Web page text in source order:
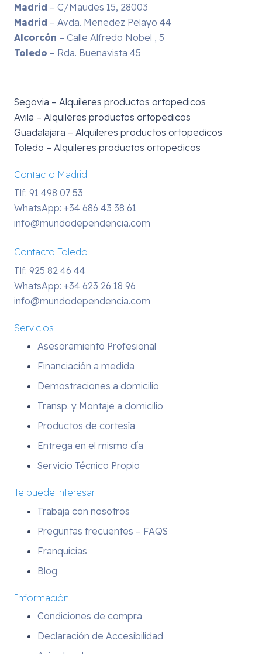
Madrid – C/Maudes 15, 28003
Madrid – Avda. Menedez Pelayo 44
Alcorcón – Calle Alfredo Nobel , 5
Toledo – Rda. Buenavista 45
Segovia – Alquileres productos ortopedicos
Avila – Alquileres productos ortopedicos
Guadalajara – Alquileres productos ortopedicos
Toledo – Alquileres productos ortopedicos
Contacto Madrid
Tlf: 91 498 07 53
WhatsApp: +34 686 43 38 61
info@mundodependencia.com
Contacto Toledo
Tlf: 925 82 46 44
WhatsApp: +34 623 26 18 96
info@mundodependencia.com
Servicios
Asesoramiento Profesional
Financiación a medida
Demostraciones a domicilio
Transp. y Montaje a domicilio
Productos de cortesía
Entrega en el mismo día
Servicio Técnico Propio
Te puede interesar
Trabaja con nosotros
Preguntas frecuentes – FAQS
Franquicias
Blog
Información
Condiciones de compra
Declaración de Accesibilidad